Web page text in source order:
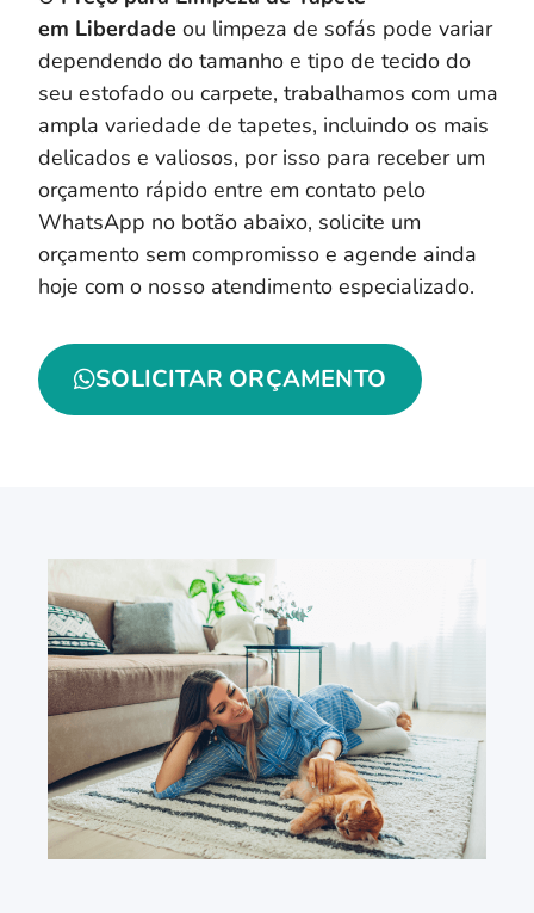
em Liberdade ou limpeza de sofás pode variar
dependendo do tamanho e tipo de tecido do
seu estofado ou carpete, trabalhamos com uma
ampla variedade de tapetes, incluindo os mais
delicados e valiosos, por isso para receber um
orçamento rápido entre em contato pelo
WhatsApp no botão abaixo, solicite um
orçamento sem compromisso e agende ainda
hoje com o nosso atendimento especializado.
SOLICITAR ORÇAMENTO